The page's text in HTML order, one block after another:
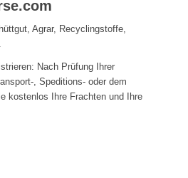
Agrar, Recyclingstoffe,
Nach Prüfung Ihrer
, Speditions- oder dem
kostenlos Ihre Frachten und Ihre